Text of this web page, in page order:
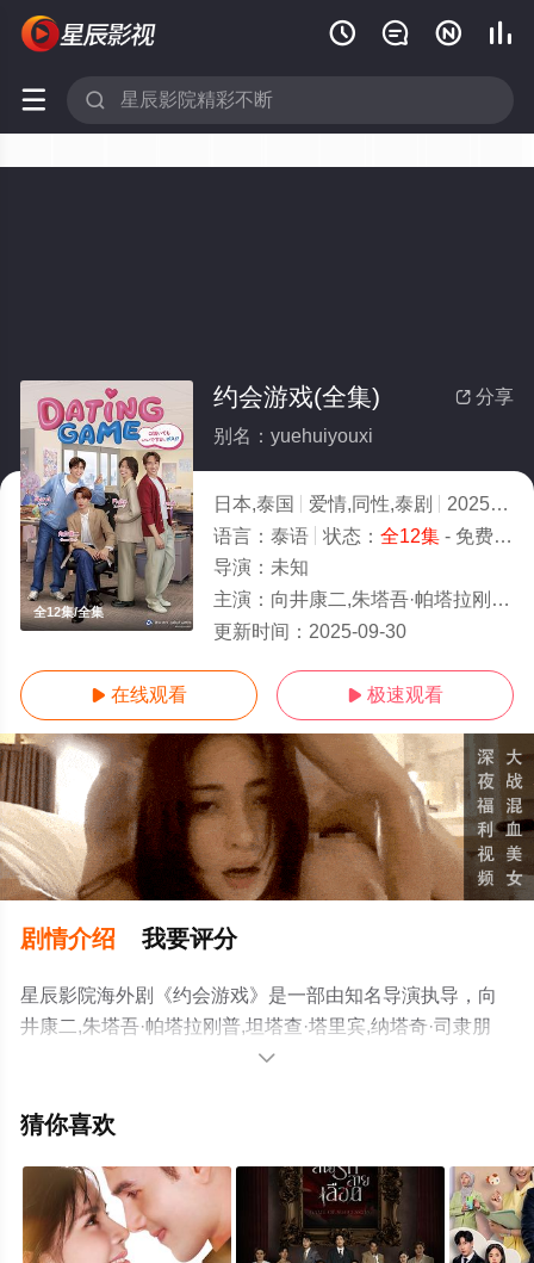
   
 
全12集/全集
 分享
约会游戏(全集)
别名：yuehuiyouxi
日本,泰国 爱情,同性,泰剧 2025
8.0
语言： 泰语 状态： 全12集- 免费在线观看
导演： 未知
主演： 向井康二,朱塔吾·帕塔拉刚普,坦塔查·塔里宾,纳塔奇·司隶朋通,纳蒂彩·查塔拉瓦丽蕾卡,查澈威·德查
更新时间： 2025-09-30
 在线观看  极速观看
剧情介绍 我要评分
星辰影院海外剧《约会游戏》是一部由知名导演执导，向
井康二,朱塔吾·帕塔拉刚普,坦塔查·塔里宾,纳塔奇·司隶朋
通,纳蒂彩·查塔拉瓦丽蕾卡,查澈威·德查拉朋,拉查蓬·阿诺玛
提
（全12集），手机免费观看高清未删减完整版电视剧全集
就上星辰电影院，更多相关信息可移步至豆瓣电视剧、电
视猫或剧情网等平台了解。

猜你喜欢